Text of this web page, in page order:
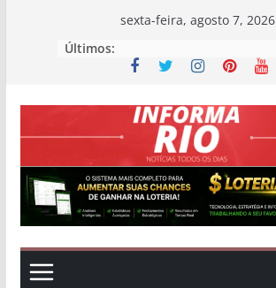
sexta-feira, agosto 7, 2026
Últimos: